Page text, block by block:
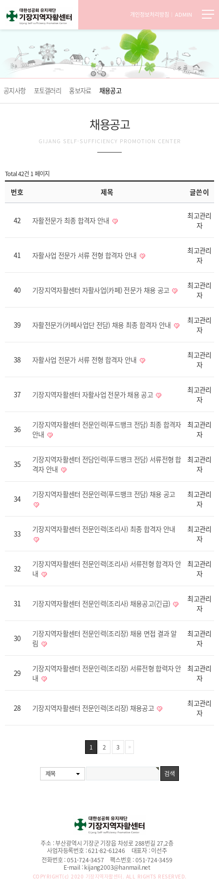
개인정보처리방침 ADMIN
공지사항 포토갤러리 홍보자료 채용공고
채용공고
GIJANG SELF-SUFFICIENCY PROMOTION CENTER
Total 42건 1 페이지
번호 제목 글쓴이
42 자활전문가 최종 합격자 안내
최고관리
자
41 자활사업 전문가 서류 전형 합격자 안내
최고관리
자
40 기장지역자활센터 자활사업(카페) 전문가 채용 공고
최고관리
자
39 자활전문가(카페사업단 전담) 채용 최종 합격자 안내
최고관리
자
38 자활사업 전문가 서류 전형 합격자 안내
최고관리
자
37 기장지역자활센터 자활사업 전문가 채용 공고
최고관리
자
36
기장지역자활센터 전문인력(푸드뱅크 전담) 최종 합격자
안내
최고관리
자
35
기장지역자활센터 전담인력(푸드뱅크 전담) 서류전형 합
격자 안내
최고관리
자
34 기장지역자활센터 전문인력(푸드뱅크 전담) 채용 공고
최고관리
자
33 기장지역자활센터 전문인력(조리사) 최종 합격자 안내
최고관리
자
32
기장지역자활센터 전문인력(조리사) 서류전형 합격자 안
내
최고관리
자
31 기장지역자활센터 전문인력(조리사) 채용공고(긴급)
최고관리
자
30
기장지역자활센터 전문인력(조리장) 채용 면접 결과 알
림
최고관리
자
29
기장지역자활센터 전문인력(조리장) 서류전형 합력자 안
내
최고관리
자
28 기장지역자활센터 전문인력(조리장) 채용공고
최고관리
자
1 2 3
제목
주소 :부산광역시 기장군 기장읍 차성로 288번길 27,2층
사업자등록번호 :621-82-61246 대표자 :이선주
전화번호 :051-724-3457 팩스번호 :051-724-3459
E-mail :kijang2003@hanmail.net
COPYRIGHT(c) 2020 기장지역자활센터. ALL RIGHTS RESERVED.